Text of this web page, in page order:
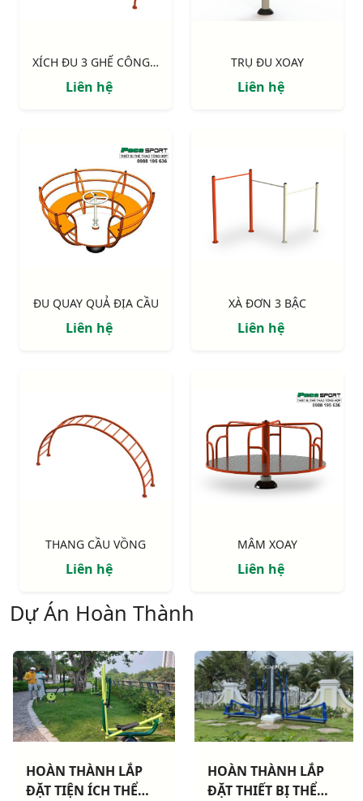
XÍCH ĐU 3 GHẾ CÔNG VIÊN
Liên hệ
TRỤ ĐU XOAY
Liên hệ
ĐU QUAY QUẢ ĐỊA CẦU
Liên hệ
XÀ ĐƠN 3 BẬC
Liên hệ
THANG CẦU VỒNG
Liên hệ
MÂM XOAY
Liên hệ
Dự Án Hoàn Thành
HOÀN THÀNH LẮP
ĐẶT TIỆN ÍCH THỂ
HOÀN THÀNH LẮP
ĐẶT THIẾT BỊ THỂ